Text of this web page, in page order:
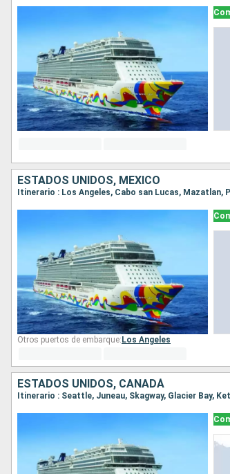
ESTADOS UNIDOS, MÉXICO
Itinerario : Los Angeles, Cabo san Lucas, Mazatlan,
Otros puertos de embarque: Los Angeles
ESTADOS UNIDOS, CANADÁ
Itinerario : Seattle, Juneau, Skagway, Glacier Bay,